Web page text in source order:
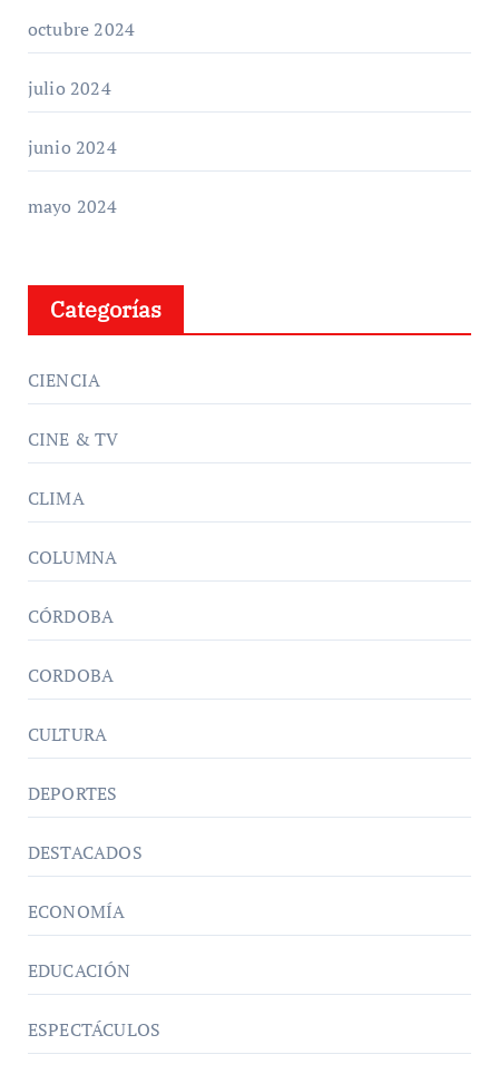
octubre 2024
julio 2024
junio 2024
mayo 2024
Categorías
CIENCIA
CINE & TV
CLIMA
COLUMNA
CÓRDOBA
CORDOBA
CULTURA
DEPORTES
DESTACADOS
ECONOMÍA
EDUCACIÓN
ESPECTÁCULOS